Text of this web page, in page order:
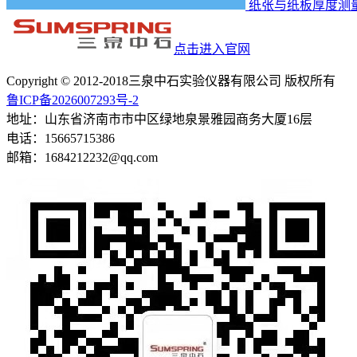
纸张与纸板厚度测
点击进入官网
Copyright © 2012-2018三泉中石实验仪器有限公司 版权所有
鲁ICP备2026007293号-2
地址：山东省济南市市中区绿地泉景雅园商务大厦16层
电话：15665715386
邮箱：1684212232@qq.com